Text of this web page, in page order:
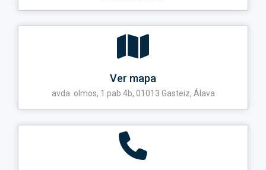
Ver mapa
avda. olmos, 1 pab.4b, 01013 Gasteiz, Álava